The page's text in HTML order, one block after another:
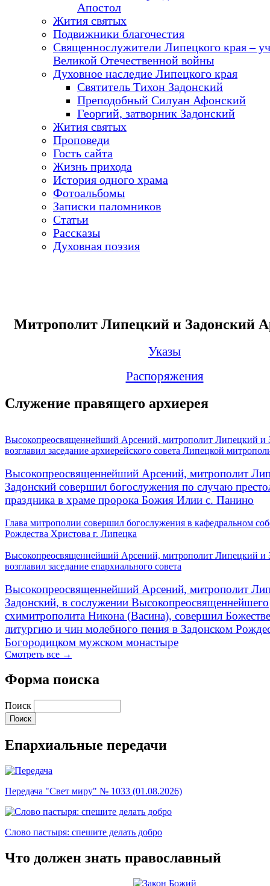
Апостол
Жития святых
Подвижники благочестия
Священнослужители Липецкого края –
Великой Отечественной войны
Духовное наследие Липецкого края
Святитель Тихон Задонский
Преподобный Силуан Афонский
Георгий, затворник Задонский
Жития святых
Проповеди
Гость сайта
Жизнь прихода
История одного храма
Фотоальбомы
Записки паломников
Статьи
Рассказы
Духовная поэзия
Митрополит Липецкий и Задонский
Указы
Распоряжения
Служение правящего архиерея
Высокопреосвященнейший Арсений, митрополит Липецкий и
возглавил заседание архиерейского совета Липецкой
Высокопреосвященнейший Арсений, митрополит
Задонский совершил богослужения по случаю
праздника в храме пророка Божия Илии с. Панино
Глава митрополии совершил богослужения в кафедральном
Рождества Христова г. Липецка
Высокопреосвященнейший Арсений, митрополит Липецкий и
возглавил заседание епархиального совета
Высокопреосвященнейший Арсений, митрополит
Задонский, в сослужении Высокопреосвященнейшего
схимитрополита Никона (Васина), совершил
литургию и чин молебного пения в Задонском
Богородицком мужском монастыре
Смотреть все →
Форма поиска
Поиск
Епархиальные передачи
Передача "Свет миру" № 1033 (01.08.2026)
Слово пастыря: спешите делать добро
Что должен знать православный